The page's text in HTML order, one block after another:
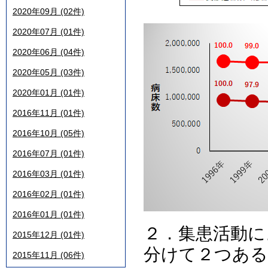
2020年09月 (02件)
2020年07月 (01件)
2020年06月 (04件)
2020年05月 (03件)
2020年01月 (01件)
2016年11月 (01件)
2016年10月 (05件)
2016年07月 (01件)
2016年03月 (01件)
2016年02月 (01件)
2016年01月 (01件)
2015年12月 (01件)
2015年11月 (06件)
２．集患活動
分けて２つある